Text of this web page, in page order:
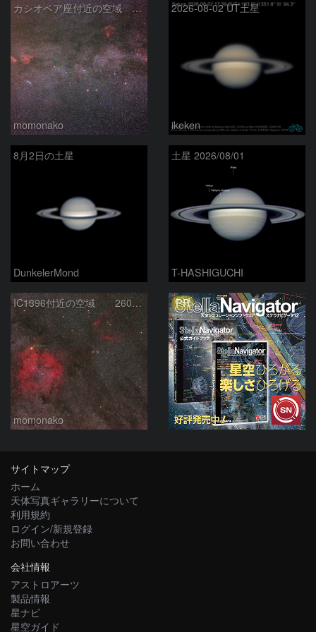
カシオペア座付近の空域 260720
momonako
2026-08-02 UT土星
ikeken
8月2日の土星
DunkelerMond
土星 2026/08/01
T-HASHIGUCHI
IC1396付近の空域 260720
momonako
PR
サイトマップ
ホーム
天体写真ギャラリーについて
利用規約
ログイン/新規登録
お問い合わせ
会社情報
アストロアーツ
製品情報
星ナビ
星空ガイド